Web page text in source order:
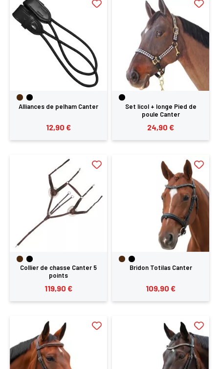
Alliances de pelham Canter
12,90 €
Set licol + longe Pied de
poule Canter
24,90 €
Collier de chasse Canter 5
points
119,90 €
Bridon Totilas Canter
109,90 €